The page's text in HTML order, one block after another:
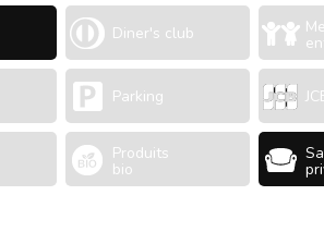
Diner's club
Parking
Produits
bio